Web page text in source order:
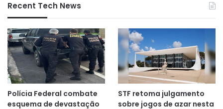
Recent Tech News
Polícia Federal combate
esquema de devastação
STF retoma julgamento
sobre jogos de azar nesta